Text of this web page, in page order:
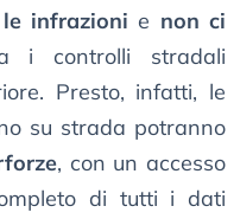
infrazioni e non ci
i controlli stradali
Presto, infatti, le
su strada potranno
, con un accesso
di tutti i dati